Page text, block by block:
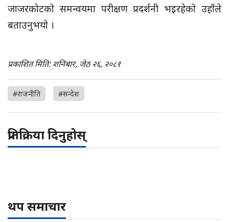
जाजरकोटको समन्वयमा परीक्षण प्रदर्शनी भइरहेको उहाँले
बताउनुभयो ।
प्रकाशित मिति: शनिबार, जेठ २६, २०८१
#राजनीति #सन्देश
प्रतिक्रिया दिनुहोस्
थप समाचार